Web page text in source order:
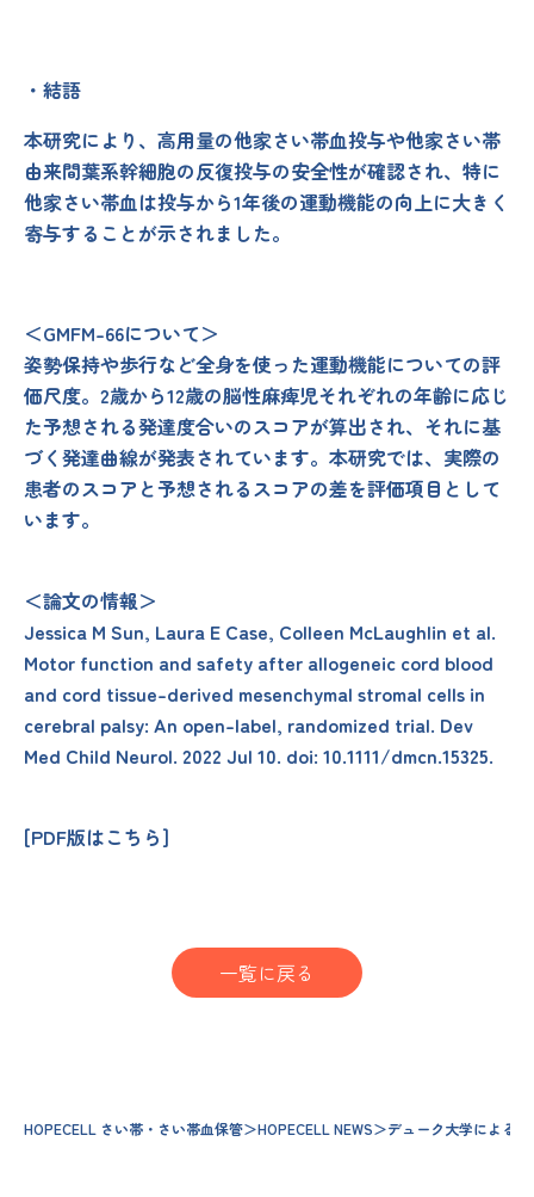
・結語
本研究により、高用量の他家さい帯血投与や他家さい帯
由来間葉系幹細胞の反復投与の安全性が確認され、特に
他家さい帯血は投与から1年後の運動機能の向上に大きく
寄与することが示されました。
＜GMFM-66について＞
姿勢保持や歩行など全身を使った運動機能についての評
価尺度。2歳から12歳の脳性麻痺児それぞれの年齢に応じ
た予想される発達度合いのスコアが算出され、それに基
づく発達曲線が発表されています。本研究では、実際の
患者のスコアと予想されるスコアの差を評価項目として
います。
＜論文の情報＞
Jessica M Sun, Laura E Case, Colleen McLaughlin et al.
Motor function and safety after allogeneic cord blood
and cord tissue-derived mesenchymal stromal cells in
cerebral palsy: An open-label, randomized trial. Dev
Med Child Neurol. 2022 Jul 10. doi: 10.1111/dmcn.15325.
[PDF版はこちら]
一覧に戻る
HOPECELL さい帯・さい帯血保管＞HOPECELL NEWS＞デューク大学による